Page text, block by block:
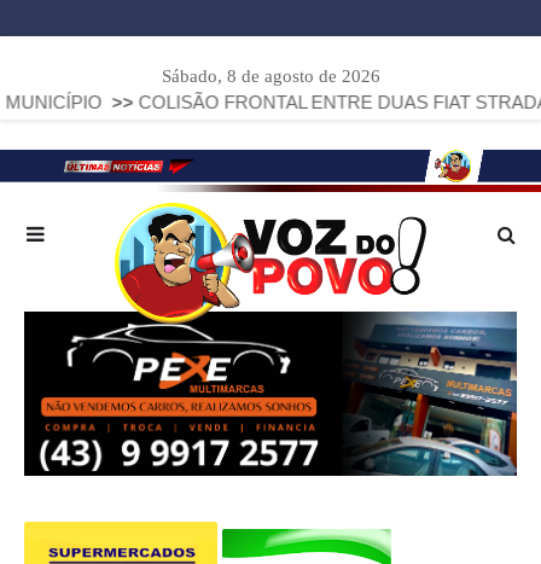
Sábado, 8 de agosto de 2026
>> COLISÃO FRONTAL ENTRE DUAS FIAT STRADA DEIXA